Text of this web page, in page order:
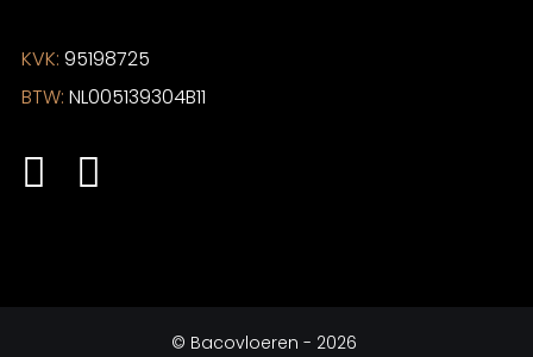
KVK: 95198725
BTW: NL005139304B11
© Bacovloeren - 2026